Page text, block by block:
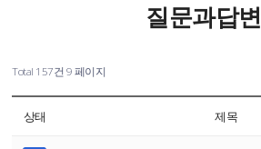
질문과답변
Total 157건 9 페이지
상태 제목